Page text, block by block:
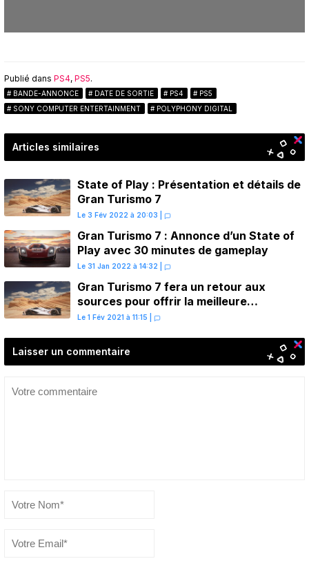
Publié dans PS4, PS5.
BANDE-ANNONCE DATE DE SORTIE PS4
PS5
SONY COMPUTER ENTERTAINMENT
POLYPHONY DIGITAL
Articles similaires
State of Play : Présentation et détails de
Gran Turismo 7
Le 3 Fév 2022 à 20:03
Gran Turismo 7 : Annonce d’un State of
Play avec 30 minutes de gameplay
Le 31 Jan 2022 à 14:32
Gran Turismo 7 fera un retour aux
sources pour offrir la meilleure
expérience possible
Le 1 Fév 2021 à 11:15
Laisser un commentaire